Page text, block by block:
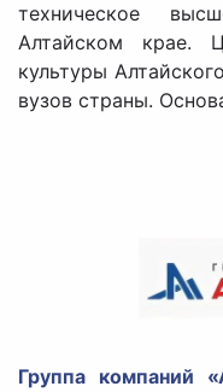
техническое
Алтайском крае.
культуры
вузов страны.
Группа компаний